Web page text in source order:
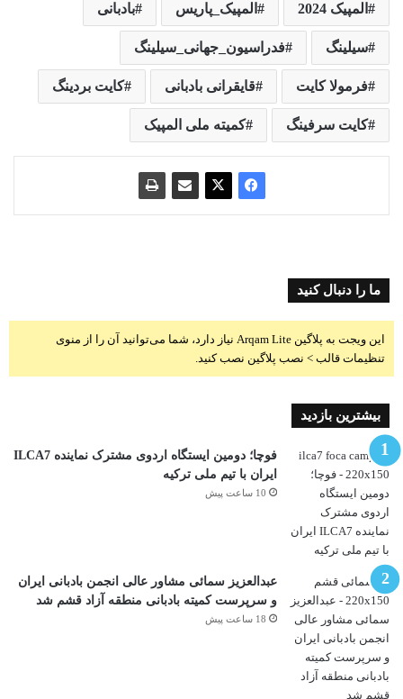
المپیک 2024 المپیک_پاریس بادبانی
سیلینگ فدراسیون_جهانی_سیلینگ
فرمولا کایت قایقرانی بادبانی کایت بردینگ
کایت سرفینگ کمیته ملی المپیک
ما را دنبال کنید
این ویجت به پلاگین Arqam Lite نیاز دارد، شما می‌توانید آن را از منوی
تنظیمات قالب > نصب پلاگین نصب کنید.
بیشترین بازدید
فوچا؛ دومین ایستگاه اردوی مشترک نماینده ILCA7
ایران با تیم ملی ترکیه
10 ساعت پیش
عبدالعزیز سمائی مشاور عالی انجمن بادبانی ایران
و سرپرست کمیته بادبانی منطقه آزاد قشم شد
18 ساعت پیش